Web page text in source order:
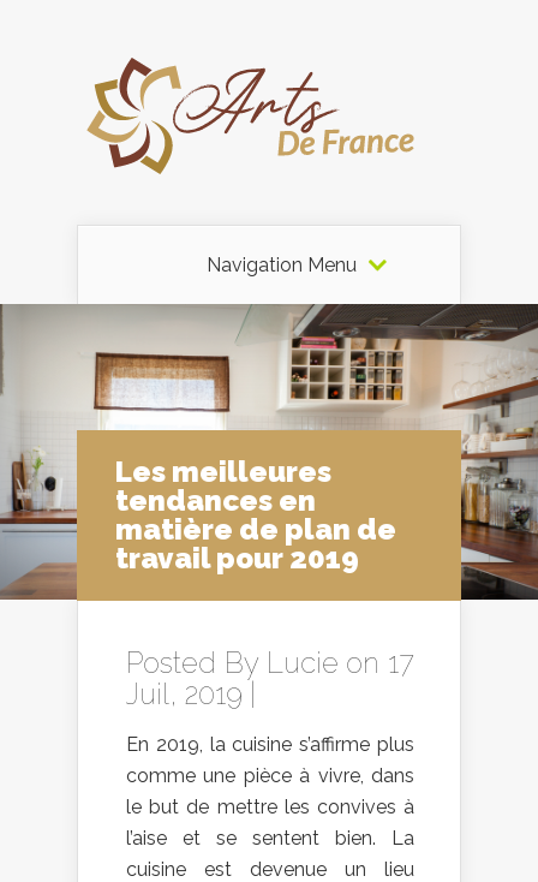
Navigation Menu
Les meilleures
tendances en
matière de plan de
travail pour 2019
Posted By Lucie on 17
Juil, 2019 |
En 2019, la cuisine s’affirme plus
comme une pièce à vivre, dans
le but de mettre les convives à
l’aise et se sentent bien. La
cuisine est devenue un lieu